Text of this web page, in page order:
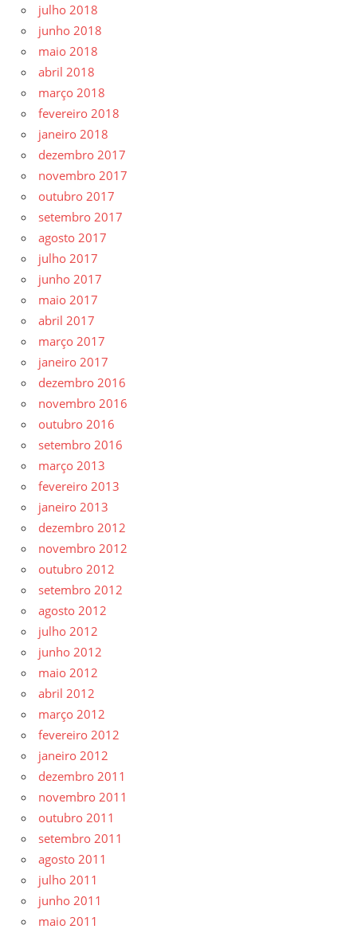
julho 2018
junho 2018
maio 2018
abril 2018
março 2018
fevereiro 2018
janeiro 2018
dezembro 2017
novembro 2017
outubro 2017
setembro 2017
agosto 2017
julho 2017
junho 2017
maio 2017
abril 2017
março 2017
janeiro 2017
dezembro 2016
novembro 2016
outubro 2016
setembro 2016
março 2013
fevereiro 2013
janeiro 2013
dezembro 2012
novembro 2012
outubro 2012
setembro 2012
agosto 2012
julho 2012
junho 2012
maio 2012
abril 2012
março 2012
fevereiro 2012
janeiro 2012
dezembro 2011
novembro 2011
outubro 2011
setembro 2011
agosto 2011
julho 2011
junho 2011
maio 2011